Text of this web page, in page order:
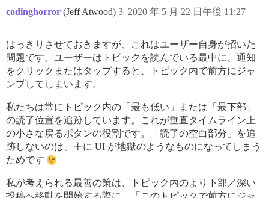
codinghorror (Jeff Atwood) 2020 年 5 月 22 日午後 11:27
3
はっきりさせておきますが、これはユーザー自身が招いた
問題です。ユーザーはトピックを読んでいる最中に、通知
をクリックまたはタップすると、トピック内で前方にジャ
ンプしてしまいます。
私たちは常にトピック内の「最も低い」または「最下部」
の読了位置を追跡しています。これが垂直タイムライン上
の小さな戻るボタンの役割です。「読了の空白部分」を追
跡しないのは、主に UI が地獄のようなものになってしまう
ためです
私が考えられる最善の策は、トピック内のより下部／深い
投稿へ移動を開始する際に、「このトピックで前方にジャ